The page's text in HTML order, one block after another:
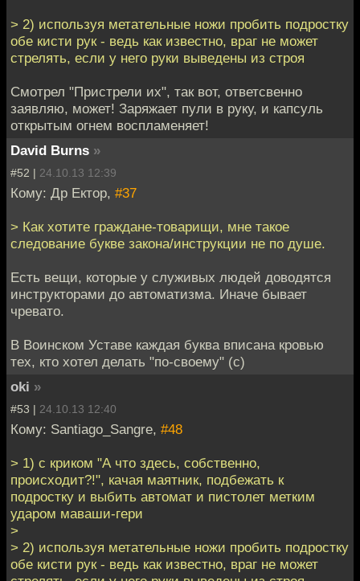
> 2) используя метательные ножи пробить подростку
обе кисти рук - ведь как известно, враг не может
стрелять, если у него руки выведены из строя
Смотрел "Пристрели их", так вот, ответсвенно
заявляю, может! Заряжает пули в руку, и капсуль
открытым огнем воспламеняет!
David Burns »
#52 | 24.10.13 12:39
Кому: Др Ектор, #37
> Как хотите граждане-товарищи, мне такое
следование букве закона/инструкции не по душе.
Есть вещи, которые у служивых людей доводятся
инструкторами до автоматизма. Иначе бывает
чревато.
В Воинском Уставе каждая буква вписана кровью
тех, кто хотел делать "по-своему" (с)
oki »
#53 | 24.10.13 12:40
Кому: Santiago_Sangre, #48
> 1) с криком "А что здесь, собственно,
происходит?!", качая маятник, подбежать к
подростку и выбить автомат и пистолет метким
ударом маваши-гери
>
> 2) используя метательные ножи пробить подростку
обе кисти рук - ведь как известно, враг не может